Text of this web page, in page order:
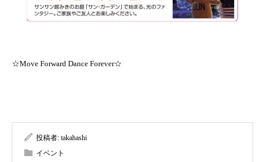
☆Move Forward Dance Forever☆
投稿者: takahashi
イベント